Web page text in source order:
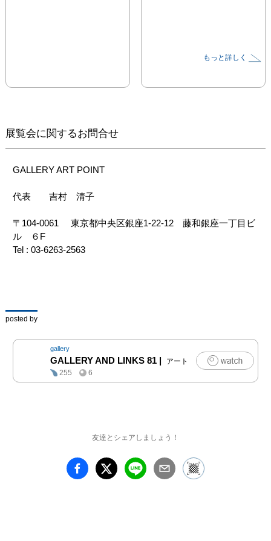
もっと詳しく
展覧会に関するお問合せ
GALLERY ART POINT
代表　　吉村　清子
〒104-0061     東京都中央区銀座1-22-12　藤和銀座一丁目ビ
ル　６F
Tel : 03-6263-2563
posted by
gallery
GALLERY AND LINKS 81 |
アート
255
6
友達とシェアしましょう！